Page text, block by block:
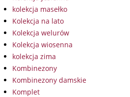
kolekcja masełko
Kolekcja na lato
Kolekcja welurów
Kolekcja wiosenna
kolekcja zima
Kombinezony
Kombinezony damskie
Komplet